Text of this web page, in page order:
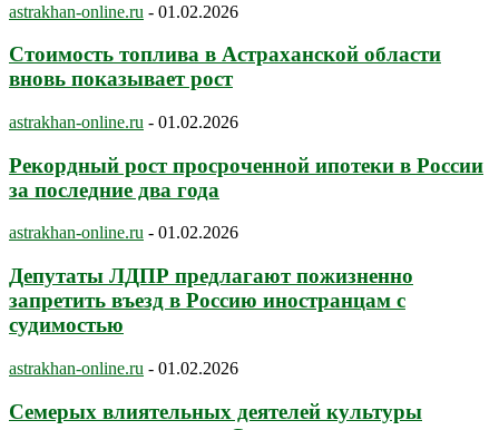
astrakhan-online.ru - 01.02.2026
Стоимость топлива в Астраханской области
вновь показывает рост
astrakhan-online.ru - 01.02.2026
Рекордный рост просроченной ипотеки в России
за последние два года
astrakhan-online.ru - 01.02.2026
Депутаты ЛДПР предлагают пожизненно
запретить въезд в Россию иностранцам с
судимостью
astrakhan-online.ru - 01.02.2026
Семерых влиятельных деятелей культуры